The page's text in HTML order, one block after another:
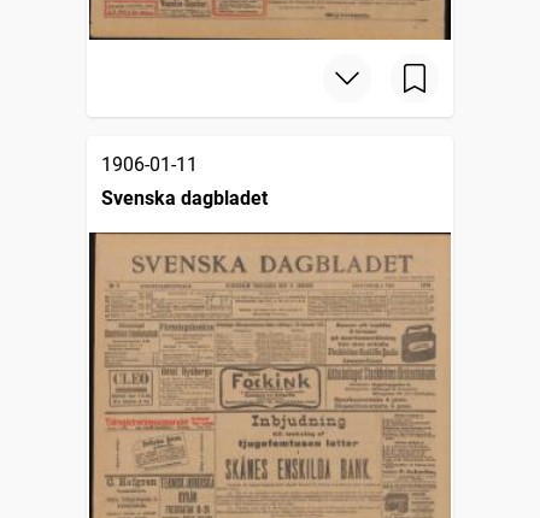
1906-01-11
Svenska dagbladet